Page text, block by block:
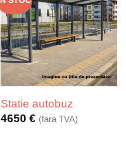
Statie autobuz
4650 € (fara TVA)